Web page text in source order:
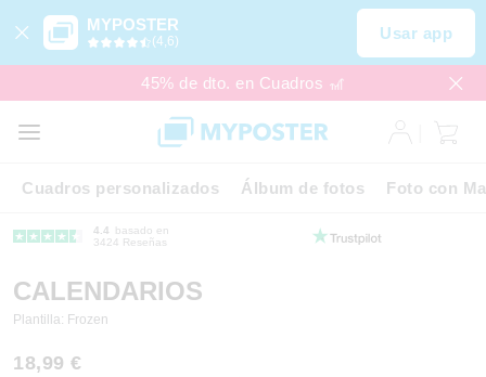
MYPOSTER
(4,6) Usar app
45% de dto. en Cuadros 🎢
Cuadros personalizados Álbum de fotos Foto con
4.4
basado en
3424 Reseñas
CALENDARIOS
Plantilla: Frozen
18,99 €